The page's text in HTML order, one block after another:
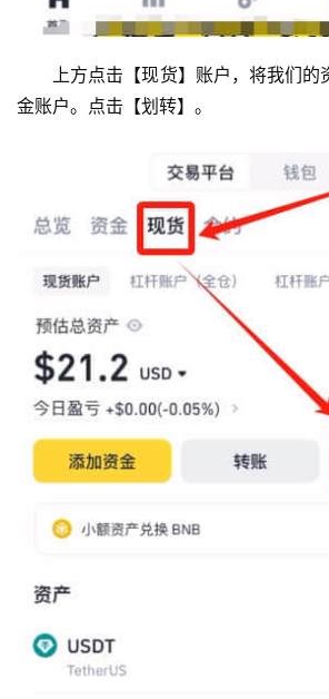
上方点击【现货】账户，将我们
金账户。点击【划转】。